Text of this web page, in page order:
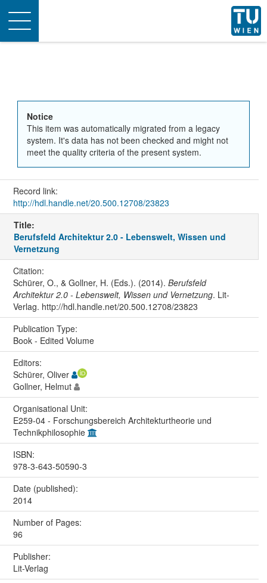
Toggle
navigation
Notice
This item was automatically migrated from a legacy
system. It's data has not been checked and might not
meet the quality criteria of the present system.
Record link:
http://hdl.handle.net/20.500.12708/23823
Title:
Berufsfeld Architektur 2.0 - Lebenswelt, Wissen und
Vernetzung
Citation:
Schürer, O., & Gollner, H. (Eds.). (2014). Berufsfeld
Architektur 2.0 - Lebenswelt, Wissen und Vernetzung. Lit-
Verlag. http://hdl.handle.net/20.500.12708/23823
Publication Type:
Book - Edited Volume
Editors:
Schürer, Oliver
Gollner, Helmut
Organisational Unit:
E259-04 - Forschungsbereich Architekturtheorie und
Technikphilosophie
ISBN:
978-3-643-50590-3
Date (published):
2014
Number of Pages:
96
Publisher:
Lit-Verlag